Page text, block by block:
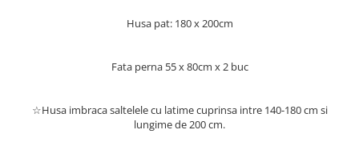
Husa pat: 180 x 200cm
Fata perna 55 x 80cm x 2 buc
☆Husa imbraca saltelele cu latime cuprinsa intre 140-180 cm si
lungime de 200 cm.